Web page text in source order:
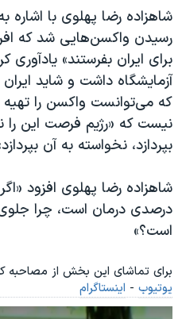
شاهزاده رضا پهلوی با اشاره
رسیدن واکسن‌هایی شد که
برای ایران بفرستند» یادآوری
آزمایشگاه داشت و شاید
که می‌توانست واکسن را تهیه
نیست که «رژیم فرصت این را
بپردازد، نخواسته به آن
درصدی درمان است، چرا جلوی
است؟»
برای تماشای این بخش از مصاحبه
یوتیوب - اینستاگرام